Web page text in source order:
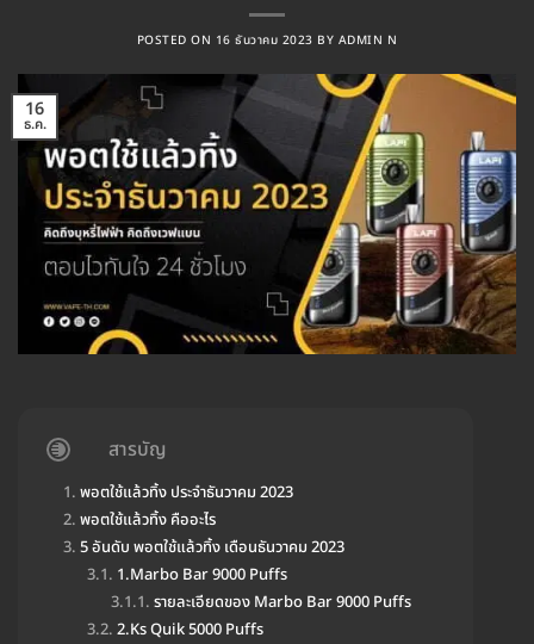
POSTED ON 16 ธันวาคม 2023 BY ADMIN N
16
ธ.ค.
สารบัญ
พอตใช้แล้วทิ้ง ประจำธันวาคม 2023
พอตใช้แล้วทิ้ง คืออะไร
5 อันดับ พอตใช้แล้วทิ้ง เดือนธันวาคม 2023
1.Marbo Bar 9000 Puffs
รายละเอียดของ Marbo Bar 9000 Puffs
2.Ks Quik 5000 Puffs